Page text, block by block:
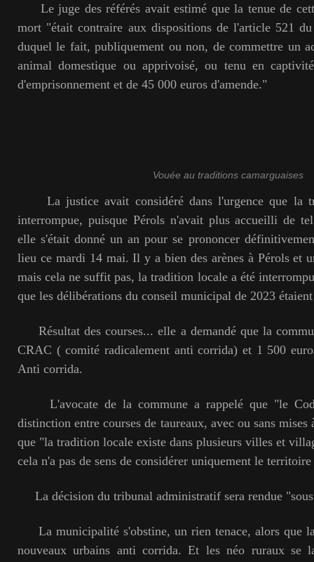
Le juge des référés avait estimé que la tenue de
mort "était contraire aux dispositions de l'article 521
duquel le fait, publiquement ou non, de commettre un
animal domestique ou apprivoisé, ou tenu en
d'emprisonnement et de 45 000 euros d'amende."
Vouée au traditions camarguaises
La justice avait considéré dans l'urgence que la
interrompue, puisque Pérols n'avait plus accueilli de
elle s'était donné un an pour se prononcer
lieu ce mardi 14 mai. Il y a bien des arènes à Pérols et
mais cela ne suffit pas, la tradition locale a été
que les délibérations du conseil municipal de 2023
Résultat des courses... elle a demandé que la
CRAC ( comité radicalement anti corrida) et 1 500
Anti corrida.
L'avocate de la commune a rappelé que "le
distinction entre courses de taureaux, avec ou sans
que "la tradition locale existe dans plusieurs villes et
cela n'a pas de sens de considérer uniquement le
La décision du tribunal administratif sera rendue
La municipalité s'obstine, un rien tenace, alors que
nouveaux urbains anti corrida. Et les néo ruraux se